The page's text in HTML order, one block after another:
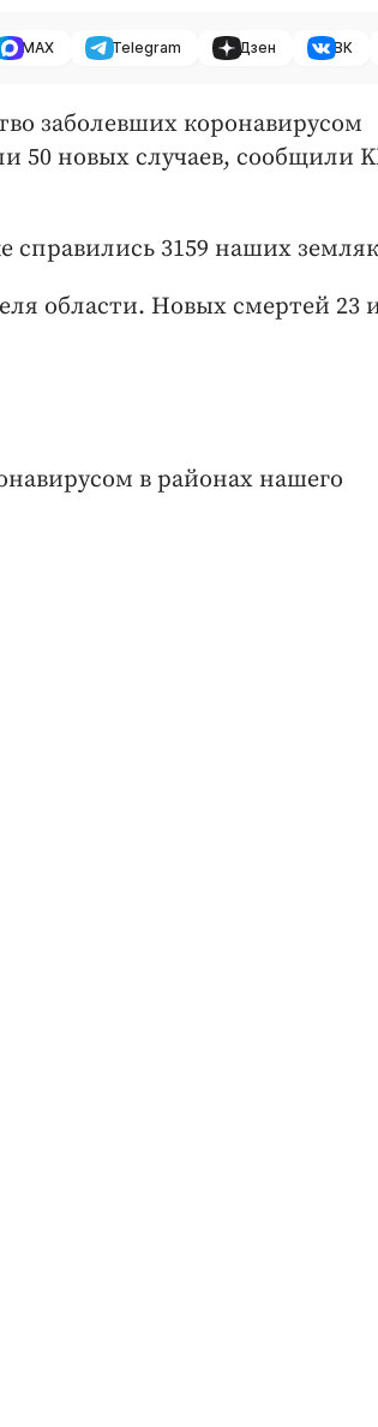
MAX Telegram Дзен ВК
заболевших коронавирусом
50 новых случаев, сообщили
справились 3159 наших
области. Новых смертей 23
в районах нашего